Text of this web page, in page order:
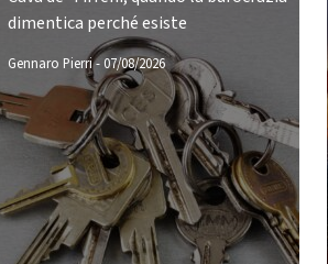
dimentica perché esiste
Gennaro Pierri- 07/08/2026